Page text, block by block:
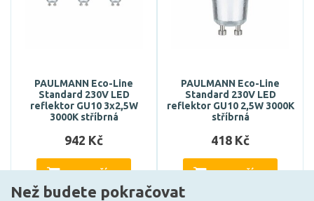
PAULMANN Eco-Line
Standard 230V LED
reflektor GU10 3x2,5W
3000K stříbrná
942 Kč
DO KOŠÍKU
PAULMANN Eco-Line
Standard 230V LED
reflektor GU10 2,5W 3000K
stříbrná
418 Kč
DO KOŠÍKU
Než budete pokračovat